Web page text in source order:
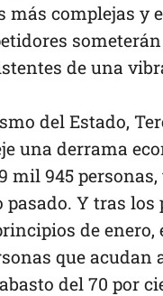
más complejas y
de una
del Estado,
una derrama
mil 945
Y tras
de
que
del 70 por